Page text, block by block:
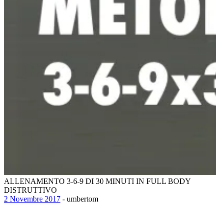
ALLENAMENTO 3-6-9 DI 30 MINUTI IN FULL BODY
DISTRUTTIVO
2 Novembre 2017 - umbertom